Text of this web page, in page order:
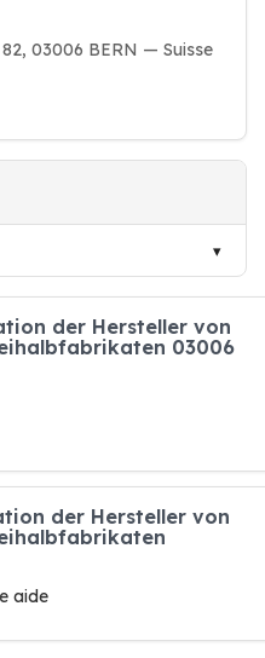
03006 BERN — Suisse
der Hersteller von
03006
der Hersteller von
aide